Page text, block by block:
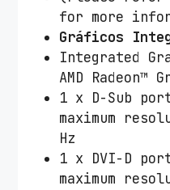
for more
Gráficos
Integrated
AMD Radeon™
1 x D-Sub
maximum
Hz
1 x DVI-D
maximum